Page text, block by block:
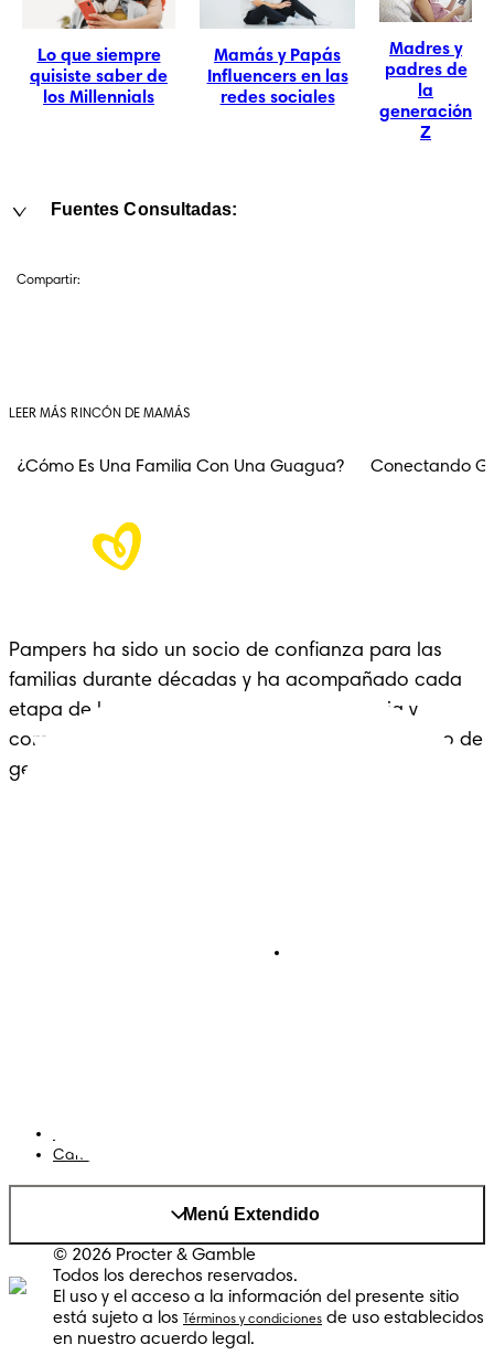
Lo que siempre
quisiste saber de
los Millennials
Mamás y Papás
Influencers en las
redes sociales
Madres y
padres de
la
generación
Z
Fuentes Consultadas:
Compartir:
LEER MÁS RINCÓN DE MAMÁS
¿Cómo Es Una Familia Con Una Guagua? Conectando
Pampers ha sido un socio de confianza para las
familias durante décadas y ha acompañado cada
etapa de la crianza con cariño, experiencia y
comodidad: un legado que se extiende a lo largo de
generaciones.
Cambiar el país/region
Menú Extendido
© 2026 Procter & Gamble
Todos los derechos reservados.
El uso y el acceso a la información del presente sitio
está sujeto a los
Términos y condiciones de uso establecidos
en nuestro acuerdo legal.